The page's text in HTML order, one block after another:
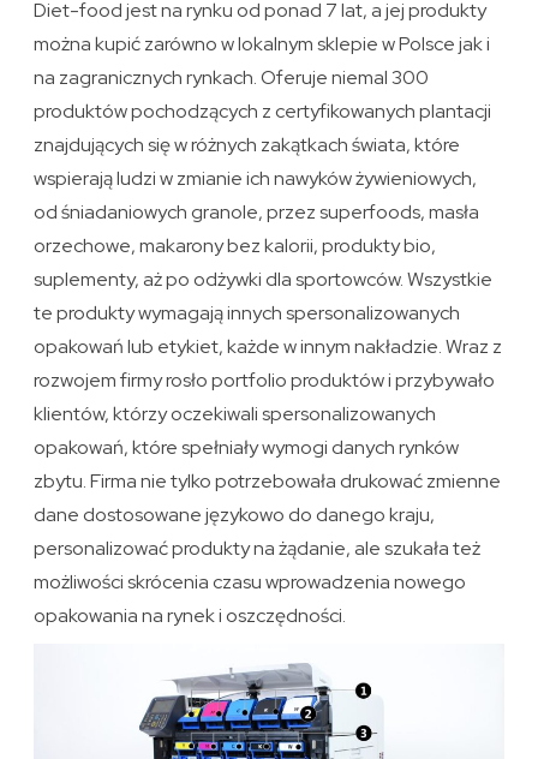
Diet-food jest na rynku od ponad 7 lat, a jej produkty
można kupić zarówno w lokalnym sklepie w Polsce jak i
na zagranicznych rynkach. Oferuje niemal 300
produktów pochodzących z certyfikowanych plantacji
znajdujących się w różnych zakątkach świata, które
wspierają ludzi w zmianie ich nawyków żywieniowych,
od śniadaniowych granole, przez superfoods, masła
orzechowe, makarony bez kalorii, produkty bio,
suplementy, aż po odżywki dla sportowców. Wszystkie
te produkty wymagają innych spersonalizowanych
opakowań lub etykiet, każde w innym nakładzie. Wraz z
rozwojem firmy rosło portfolio produktów i przybywało
klientów, którzy oczekiwali spersonalizowanych
opakowań, które spełniały wymogi danych rynków
zbytu. Firma nie tylko potrzebowała drukować zmienne
dane dostosowane językowo do danego kraju,
personalizować produkty na żądanie, ale szukała też
możliwości skrócenia czasu wprowadzenia nowego
opakowania na rynek i oszczędności.